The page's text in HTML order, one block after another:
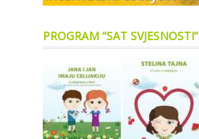
PROGRAM “SAT SVJESNOSTI”